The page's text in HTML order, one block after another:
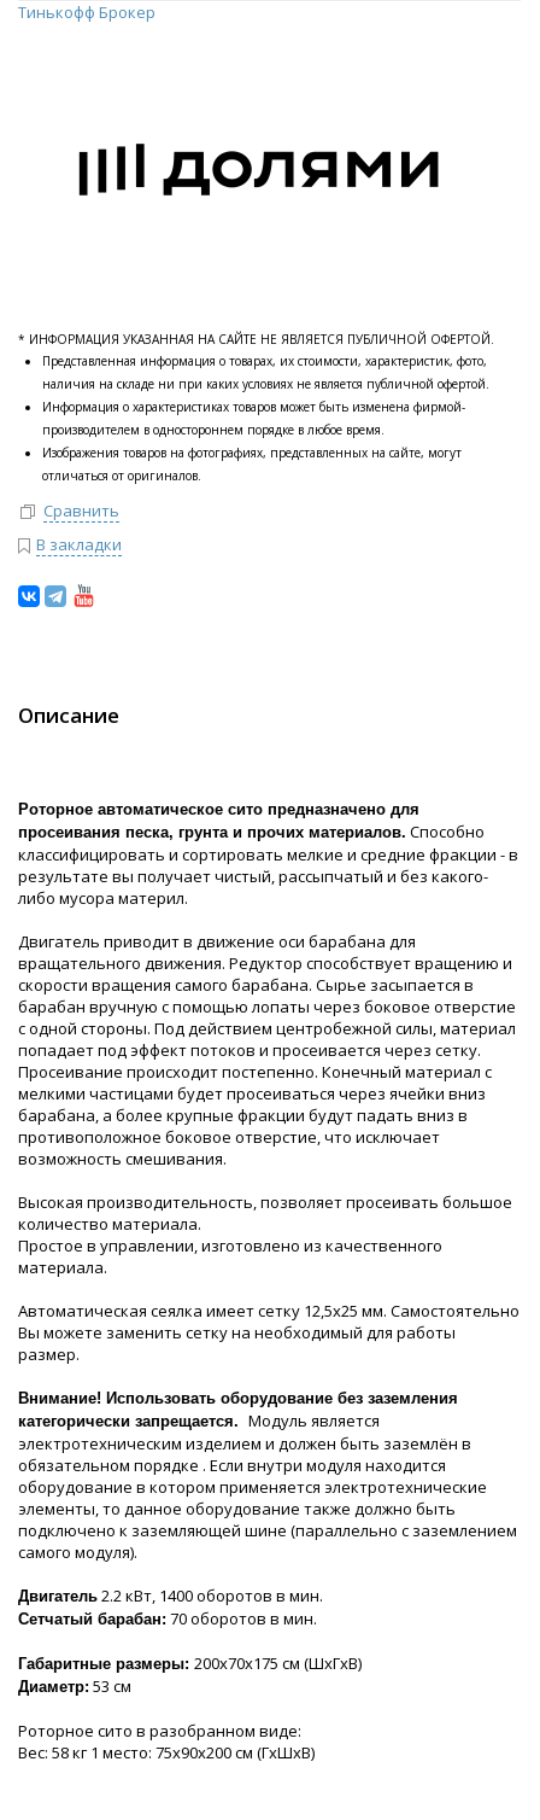
Тинькофф Брокер
* ИНФОРМАЦИЯ УКАЗАННАЯ НА САЙТЕ НЕ ЯВЛЯЕТСЯ ПУБЛИЧНОЙ ОФЕРТОЙ.
Представленная информация о товарах, их стоимости, характеристик, фото,
наличия на складе ни при каких условиях не является публичной офертой.
Информация о характеристиках товаров может быть изменена фирмой-
производителем в одностороннем порядке в любое время.
Изображения товаров на фотографиях, представленных на сайте, могут
отличаться от оригиналов.
Сравнить
В закладки
Описание
Роторное автоматическое сито предназначено для
просеивания песка, грунта и прочих материалов. Способно
классифицировать и сортировать мелкие и средние фракции - в
результате вы получает чистый, рассыпчатый и без какого-
либо мусора материл.
Двигатель приводит в движение оси барабана для
вращательного движения. Редуктор способствует вращению и
скорости вращения самого барабана. Сырье засыпается в
барабан вручную с помощью лопаты через боковое отверстие
с одной стороны. Под действием центробежной силы, материал
попадает под эффект потоков и просеивается через сетку.
Просеивание происходит постепенно. Конечный материал с
мелкими частицами будет просеиваться через ячейки вниз
барабана, а более крупные фракции будут падать вниз в
противоположное боковое отверстие, что исключает
возможность смешивания.
Высокая производительность, позволяет просеивать большое
количество материала.
Простое в управлении, изготовлено из качественного
материала.
Автоматическая сеялка имеет сетку 12,5х25 мм. Самостоятельно
Вы можете заменить сетку на необходимый для работы
размер.
Внимание! Использовать оборудование без заземления
категорически запрещается. Модуль является
электротехническим изделием и должен быть заземлён в
обязательном порядке . Если внутри модуля находится
оборудование в котором применяется электротехнические
элементы, то данное оборудование также должно быть
подключено к заземляющей шине (параллельно с заземлением
самого модуля).
Двигатель 2.2 кВт, 1400 оборотов в мин.
Сетчатый барабан: 70 оборотов в мин.
Габаритные размеры: 200х70х175 см (ШхГхВ)
Диаметр: 53 см
Роторное сито в разобранном виде:
Вес: 58 кг 1 место: 75х90х200 см (ГхШхВ)